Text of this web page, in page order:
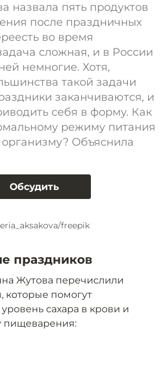
назвала пять продуктов
после праздничных
во время
сложная, и в России
немногие. Хотя,
такой задачи
заканчиваются, и
себя в форму. Как
режиму питания
Объяснила
Обсудить
freepik
праздников
Жутова перечислили
которые помогут
сахара в крови и
пищеварения: